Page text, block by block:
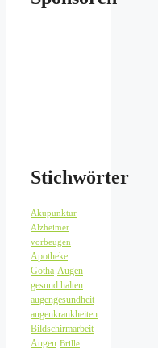
Stichwörter
Akupunktur
Alzheimer
vorbeugen
Apotheke
Gotha Augen
gesund halten
augengesundheit
augenkrankheiten
Bildschirmarbeit
Augen Brille